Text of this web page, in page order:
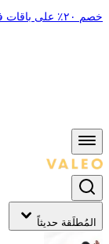
خصم ٢٠٪ على باقات فحص الدم.
المُطلَقة حديثاً